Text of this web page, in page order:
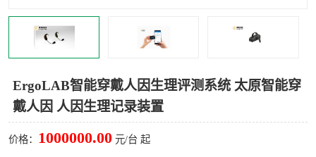
ErgoLAB智能穿戴人因生理评测系统 太原智能穿
戴人因 人因生理记录装置
价格： 1000000.00 元/台 起